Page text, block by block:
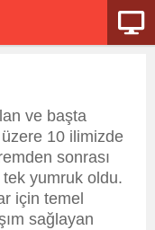
ve başta
10 ilimizde
sonrası
yumruk oldu.
için temel
sağlayan